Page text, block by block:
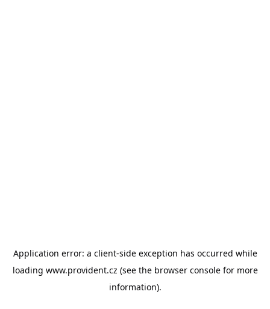
Application error: a client-side exception has occurred while
loading www.provident.cz (see the browser consolefor more
information).